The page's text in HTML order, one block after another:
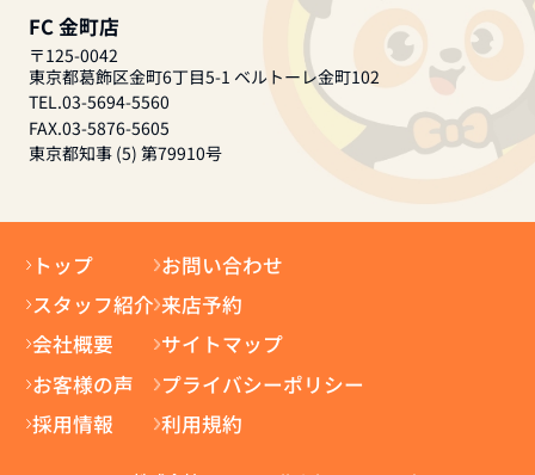
FC 金町店
〒125-0042
東京都葛飾区金町6丁目5-1 ベルトーレ金町102
TEL.03-5694-5560
FAX.03-5876-5605
東京都知事 (5) 第79910号
トップ
スタッフ紹介
会社概要
お客様の声
採用情報
お問い合わせ
来店予約
サイトマップ
プライバシーポリシー
利用規約